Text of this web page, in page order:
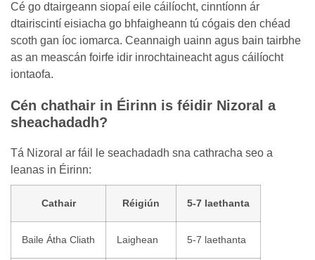
Cé go dtairgeann siopaí eile cáilíocht, cinntíonn ár
dtairiscintí eisiacha go bhfaigheann tú cógais den chéad
scoth gan íoc iomarca. Ceannaigh uainn agus bain tairbhe
as an meascán foirfe idir inrochtaineacht agus cáilíocht
iontaofa.
Cén chathair in Éirinn is féidir Nizoral a
sheachadadh?
Tá Nizoral ar fáil le seachadadh sna cathracha seo a
leanas in Éirinn:
Cathair Réigiún 5-7 laethanta
Baile Átha Cliath Laighean 5-7 laethanta